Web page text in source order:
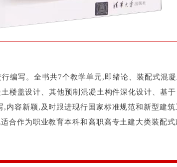
编写。全书共7个教学单元,即绪论、装配式混
楼盖设计、其他预制混凝土构件深化设计、基
容新颖,及时跟进现行国家标准规范和新型建
合作为职业教育本科和高职高专土建大类装配